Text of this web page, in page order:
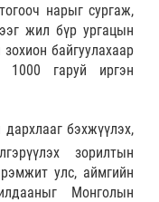
нарыг сургаж,
жил бүр ургацын
байгуулахаар
1000 гаруй иргэн
бэхжүүлэх,
зорилтын
улс, аймгийн
Монголын